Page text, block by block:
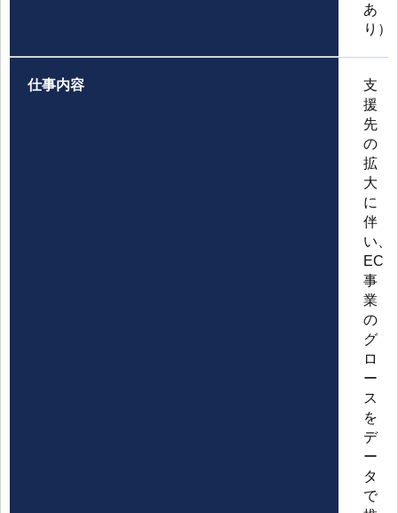
あ
り）
仕事内容
支
援
先
の
拡
大
に
伴
い、
EC
事
業
の
グ
ロ
ー
ス
を
デ
ー
タ
で